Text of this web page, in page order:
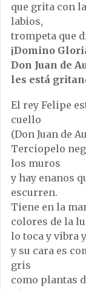
que grita con
labios,
trompeta que
¡Domino
Don Juan de
les está
El rey Felipe
cuello
(Don Juan de
Terciopelo
los muros
y hay enanos
escurren.
Tiene en la
colores de la
lo toca y vibra
y su cara es
gris
como plantas